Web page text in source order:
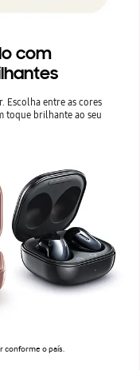
com
Escolha entre as cores
toque brilhante ao seu
conforme o país.